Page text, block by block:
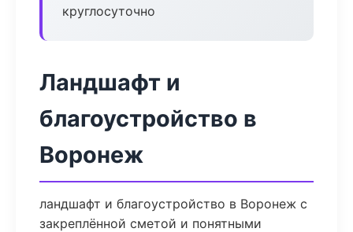
круглосуточно
Ландшафт и
благоустройство в
Воронеж
ландшафт и благоустройство в Воронеж с
закреплённой сметой и понятными